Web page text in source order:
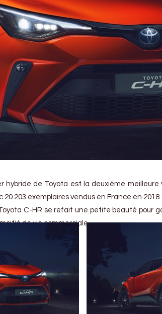
hybride de Toyota est la deuxième
exemplaires vendus en France en 2018.
C-HR se refait une petite beauté pour
de vie commerciale.